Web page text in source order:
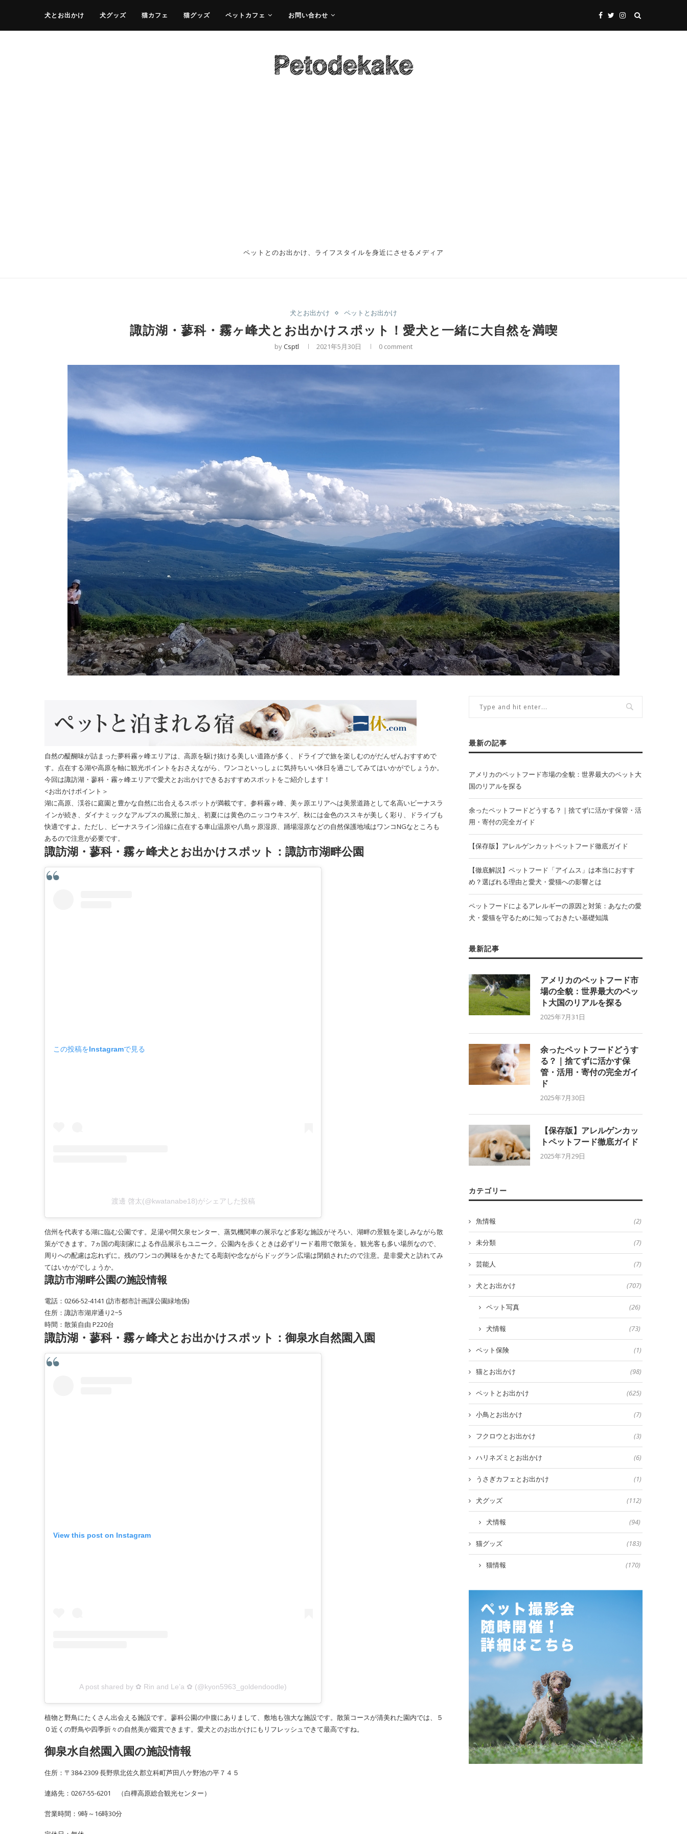
犬とお出かけ 犬グッズ 猫カフェ 猫グッズ ペットカフェ お問い合わせ
ペットとのお出かけ、ライフスタイルを身近にさせるメディア
犬とお出かけ ペットとお出かけ
諏訪湖・蓼科・霧ヶ峰犬とお出かけスポット！愛犬と一緒に大自然を満喫
byCsptl 2021年5月30日 0 comment
自然の醍醐味が詰まった夢科霧ヶ峰エリアは、高原を駆け抜ける美しい道路が多く、ドライブで旅を楽しむのがだんぜんおすすめで
す。点在する湖や高原を軸に観光ポイントをおさえながら、ワンコといっしょに気持ちいい休日を過ごしてみてはいかがでしょうか。
今回は諏訪湖・蓼科・霧ヶ峰エリアで愛犬とお出かけできるおすすめスポットをご紹介します！
<お出かけポイント＞
湖に高原、渓谷に庭園と豊かな自然に出合えるスポットが満載です。参科霧ヶ峰、美ヶ原エリアへは美景道路として名高いビーナスラ
インが続き、ダイナミックなアルプスの風景に加え、初夏には黄色のニッコウキスゲ、秋には金色のススキが美しく彩り、ドライブも
快適ですよ。ただし、ビーナスライン沿線に点在する車山温原や八島ヶ原湿原、踊場湿原などの自然保護地域はワンコNGなところも
あるので注意が必要です。
諏訪湖・蓼科・霧ヶ峰犬とお出かけスポット：諏訪市湖畔公園
この投稿をInstagramで見る
渡邊 啓太(@kwatanabe18)がシェアした投稿
信州を代表する湖に臨む公園です。足湯や間欠泉センター、蒸気機関車の展示など多彩な施設がそろい、湖畔の景観を楽しみながら散
策ができます。7ヵ国の彫刻家による作品展示もユニーク。公園内を歩くときは必ずリード着用で散策を。観光客も多い場所なので、
周りへの配慮は忘れずに。残のワンコの興味をかきたてる彫刻や念ながらドッグラン広場は閉鎖されたので注意。是非愛犬と訪れてみ
てはいかがでしょうか。
諏訪市湖畔公園の施設情報
電話：0266-52-4141 (訪市都市計画課公園緑地係)
住所：諏訪市湖岸通り2~5
時間：散策自由 P220台
諏訪湖・蓼科・霧ヶ峰犬とお出かけスポット：御泉水自然園入園
View this post on Instagram
A post shared by ✿ Rin and Le’a ✿ (@kyon5963_goldendoodle)
植物と野鳥にたくさん出会える施設です。蓼科公園の中腹にありまして、敷地も強大な施設です。散策コースが清美れた園内では、５
０近くの野鳥や四季折々の自然美が鑑賞できます。愛犬とのお出かけにもリフレッシュできて最高ですね。
御泉水自然園入園の施設情報
住所：〒384-2309 長野県北佐久郡立科町芦田八ケ野池の平７４５
連絡先：0267-55-6201 （白樺高原総合観光センター）
営業時間：9時～16時30分
最新の記事
アメリカのペットフード市場の全貌：世界最大のペット大
国のリアルを探る
余ったペットフードどうする？｜捨てずに活かす保管・活
用・寄付の完全ガイド
【保存版】アレルゲンカットペットフード徹底ガイド
【徹底解説】ペットフード「アイムス」は本当におすす
め？選ばれる理由と愛犬・愛猫への影響とは
ペットフードによるアレルギーの原因と対策：あなたの愛
犬・愛猫を守るために知っておきたい基礎知識
最新記事
アメリカのペットフード市
場の全貌：世界最大のペッ
ト大国のリアルを探る
2025年7月31日
余ったペットフードどうす
る？｜捨てずに活かす保
管・活用・寄付の完全ガイ
ド
2025年7月30日
【保存版】アレルゲンカッ
トペットフード徹底ガイド
2025年7月29日
カテゴリー
魚情報 (2)
未分類 (7)
芸能人 (7)
犬とお出かけ (707)
ペット写真 (26)
犬情報 (73)
ペット保険 (1)
猫とお出かけ (98)
ペットとお出かけ (625)
小鳥とお出かけ (7)
フクロウとお出かけ (3)
ハリネズミとお出かけ (6)
うさぎカフェとお出かけ (1)
犬グッズ (112)
犬情報 (94)
猫グッズ (183)
猫情報 (170)